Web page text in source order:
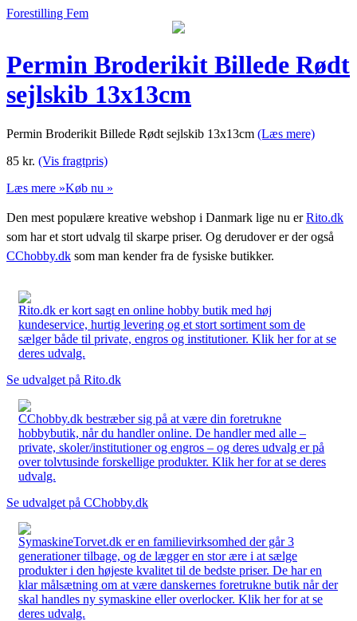
Forestilling Fem
Permin Broderikit Billede Rødt
sejlskib 13x13cm
Permin Broderikit Billede Rødt sejlskib 13x13cm (Læs mere)
85 kr. (Vis fragtpris)
Læs mere »Køb nu »
Den mest populære kreative webshop i Danmark lige nu erRito.dk
som har et stort udvalg til skarpe priser. Og derudover er der også
CChobby.dk som man kender fra de fysiske butikker.
Rito.dk er kort sagt en online hobby butik med høj
kundeservice, hurtig levering og et stort sortiment som de
sælger både til private, engros og institutioner. Klik her for at se
deres udvalg.
Se udvalget på Rito.dk
CChobby.dk bestræber sig på at være din foretrukne
hobbybutik, når du handler online. De handler med alle –
private, skoler/institutioner og engros – og deres udvalg er på
over tolvtusinde forskellige produkter. Klik her for at se deres
udvalg.
Se udvalget på CChobby.dk
SymaskineTorvet.dk er en familievirksomhed der går 3
generationer tilbage, og de lægger en stor ære i at sælge
produkter i den højeste kvalitet til de bedste priser. De har en
klar målsætning om at være danskernes foretrukne butik når der
skal handles ny symaskine eller overlocker. Klik her for at se
deres udvalg.